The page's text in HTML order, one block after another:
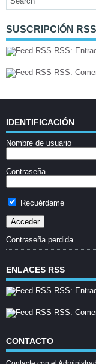
SUSCRIPCIÓN RSS
RSS:
RSS:
IDENTIFICACIÓN
Nombre de usuario
Contraseña
Recuérdame
Contraseña perdida
ENLACES RSS
RSS:
RSS:
CONTACTO